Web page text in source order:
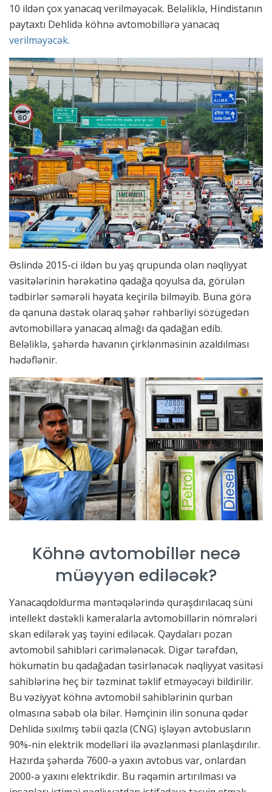
10 ildən çox yanacaq verilməyəcək. Beləliklə, Hindistanın
paytaxtı Dehlidə köhnə avtomobillərə yanacaq
verilməyəcək.
Əslində 2015-ci ildən bu yaş qrupunda olan nəqliyyat
vasitələrinin hərəkətinə qadağa qoyulsa da, görülən
tədbirlər səmərəli həyata keçirilə bilməyib. Buna görə
də qanuna dəstək olaraq şəhər rəhbərliyi sözügedən
avtomobillərə yanacaq almağı da qadağan edib.
Beləliklə, şəhərdə havanın çirklənməsinin azaldılması
hədəflənir.
Köhnə avtomobillər necə
müəyyən ediləcək?
Yanacaqdoldurma məntəqələrində quraşdırılacaq süni
intellekt dəstəkli kameralarla avtomobillərin nömrələri
skan edilərək yaş təyini ediləcək. Qaydaları pozan
avtomobil sahibləri cərimələnəcək. Digər tərəfdən,
hökumətin bu qadağadan təsirlənəcək nəqliyyat vasitəsi
sahiblərinə heç bir təzminat təklif etməyəcəyi bildirilir.
Bu vəziyyət köhnə avtomobil sahiblərinin qurban
olmasına səbəb ola bilər. Həmçinin ilin sonuna qədər
Dehlidə sıxılmış təbii qazla (CNG) işləyən avtobusların
90%-nin elektrik modelləri ilə əvəzlənməsi planlaşdırılır.
Hazırda şəhərdə 7600-ə yaxın avtobus var, onlardan
2000-ə yaxını elektrikdir. Bu rəqəmin artırılması və